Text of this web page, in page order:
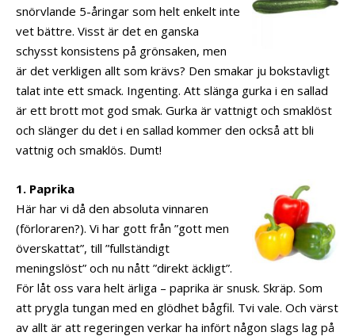
snörvlande 5-åringar som helt enkelt inte
vet bättre. Visst är det en ganska
schysst konsistens på grönsaken, men
är det verkligen allt som krävs? Den smakar ju bokstavligt
talat inte ett smack. Ingenting. Att slänga gurka i en sallad
är ett brott mot god smak. Gurka är vattnigt och smaklöst
och slänger du det i en sallad kommer den också att bli
vattnig och smaklös. Dumt!
1. Paprika
Här har vi då den absoluta vinnaren
(förloraren?). Vi har gott från ”gott men
överskattat”, till ”fullständigt
meningslöst” och nu nått ”direkt äckligt”.
För låt oss vara helt ärliga – paprika är snusk. Skräp. Som
att prygla tungan med en glödhet bågfil. Tvi vale. Och värst
av allt är att regeringen verkar ha infört någon slags lag på